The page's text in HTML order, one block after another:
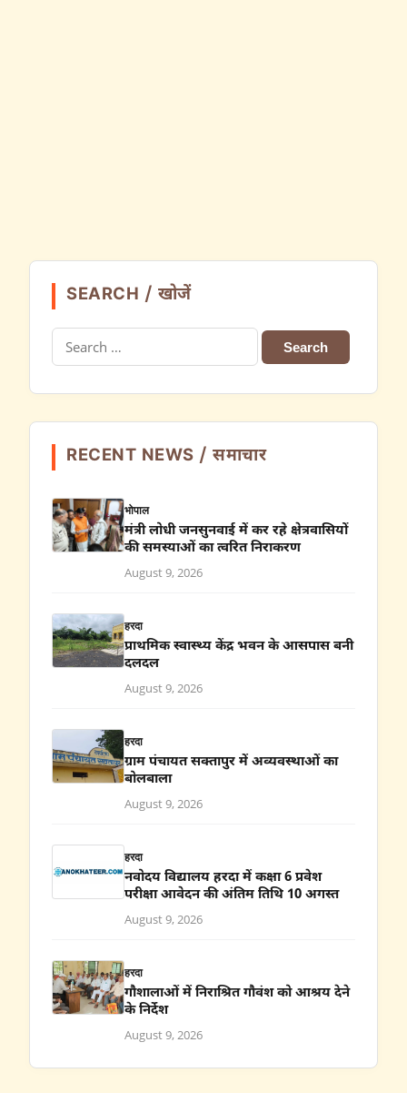
SEARCH / खोजें
Search
for:
RECENT NEWS / समाचार
भोपाल
मंत्री लोधी जनसुनवाई में कर रहे क्षेत्रवासियों
की समस्याओं का त्वरित निराकरण
August 9, 2026
हरदा
प्राथमिक स्वास्थ्य केंद्र भवन के आसपास बनी
दलदल
August 9, 2026
हरदा
ग्राम पंचायत सक्तापुर में अव्यवस्थाओं का
बोलबाला
August 9, 2026
हरदा
नवोदय विद्यालय हरदा में कक्षा 6 प्रवेश
परीक्षा आवेदन की अंतिम तिथि 10 अगस्त
August 9, 2026
हरदा
गौशालाओं में निराश्रित गौवंश को आश्रय देने
के निर्देश
August 9, 2026